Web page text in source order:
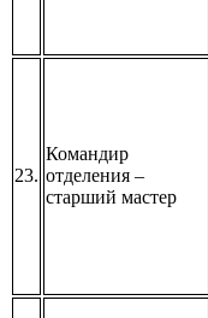
23.
Командир
отделения –
старший мастер